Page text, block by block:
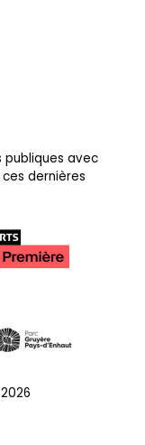
publiques avec
dernières
2026